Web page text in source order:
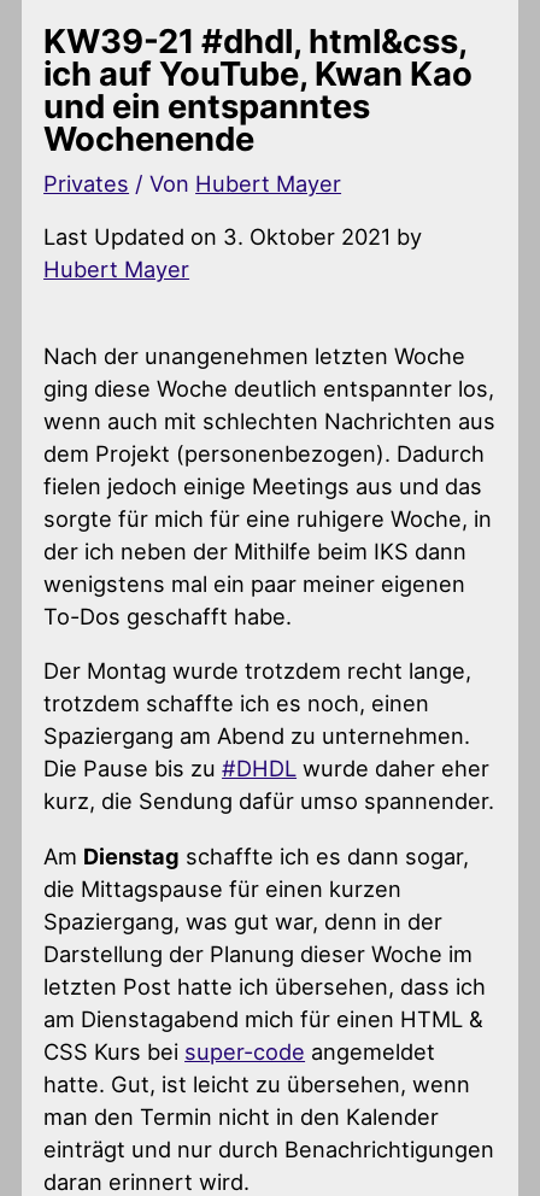
KW39-21 #dhdl, html&css,
ich auf YouTube, Kwan Kao
und ein entspanntes
Wochenende
Privates / Von Hubert Mayer
Last Updated on 3. Oktober 2021 by
Hubert Mayer
Nach der unangenehmen letzten Woche
ging diese Woche deutlich entspannter los,
wenn auch mit schlechten Nachrichten aus
dem Projekt (personenbezogen). Dadurch
fielen jedoch einige Meetings aus und das
sorgte für mich für eine ruhigere Woche, in
der ich neben der Mithilfe beim IKS dann
wenigstens mal ein paar meiner eigenen
To-Dos geschafft habe.
Der Montag wurde trotzdem recht lange,
trotzdem schaffte ich es noch, einen
Spaziergang am Abend zu unternehmen.
Die Pause bis zu#DHDL wurde daher eher
kurz, die Sendung dafür umso spannender.
Am Dienstag schaffte ich es dann sogar,
die Mittagspause für einen kurzen
Spaziergang, was gut war, denn in der
Darstellung der Planung dieser Woche im
letzten Post hatte ich übersehen, dass ich
am Dienstagabend mich für einen HTML &
CSS Kurs bei super-code angemeldet
hatte. Gut, ist leicht zu übersehen, wenn
man den Termin nicht in den Kalender
einträgt und nur durch Benachrichtigungen
daran erinnert wird.